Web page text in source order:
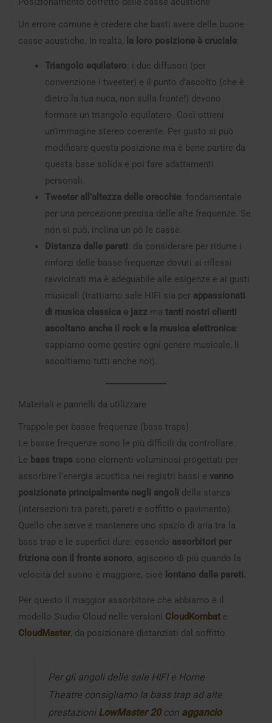
Un errore comune è credere che basti avere delle buone
casse acustiche. In realtà, la loro posizione è cruciale:
Triangolo equilatero: i due diffusori (per
convenzione i tweeter) e il punto d’ascolto (che è
dietro la tua nuca, non sulla fronte!) devono
formare un triangolo equilatero. Così ottieni
un’immagine stereo coerente. Per gusto si può
modificare questa posizione ma è bene partire da
questa base solida e poi fare adattamenti
personali.
Tweeter all’altezza delle orecchie: fondamentale
per una percezione precisa delle alte frequenze. Se
non si può, inclina un pò le casse.
Distanza dalle pareti : da considerare per ridurre i
rinforzi delle basse frequenze dovuti ai riflessi
ravvicinati ma è adeguabile alle esigenze e ai gusti
musicali (trattiamo sale HIFI sia per appassionati
di musica classica e jazz ma tanti nostri clienti
ascoltano anche il rock e la musica elettronica:
sappiamo come gestire ogni genere musicale, li
ascoltiamo tutti anche noi).
Materiali e pannelli da utilizzare
Trappole per basse frequenze (bass traps)
Le basse frequenze sono le più difficili da controllare.
Le bass traps sono elementi voluminosi progettati per
assorbire l’energia acustica nei registri bassi e vanno
posizionate principalmente negli angoli
della stanza
(intersezioni tra pareti, pareti e soffitto o pavimento).
Quello che serve è mantenere uno spazio di aria tra la
bass trap e le superfici dure: essendo assorbitori per
frizione con il fronte sonoro, agiscono di più quando la
velocità del suono è maggiore, cioè lontano dalle pareti.
Per questo il maggior assorbitore che abbiamo è il
modello Studio Cloud nelle versioni CloudKombate
CloudMaster, da posizionare distanziati dal soffitto.
Per gli angoli delle sale HIFI e Home
Theatre consigliamo la bass trap ad alte
prestazioni LowMaster 20con aggancio